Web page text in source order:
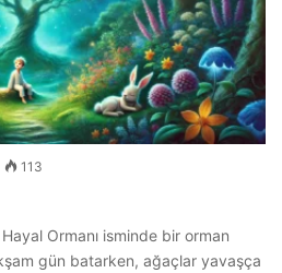
113
Ormanı isminde bir orman
gün batarken, ağaçlar yavaşça